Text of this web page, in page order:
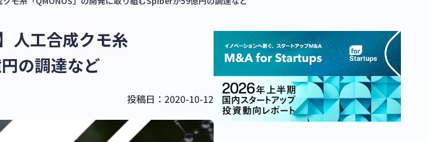
人工合成クモ糸
の調達など
投稿日： 2020-10-12